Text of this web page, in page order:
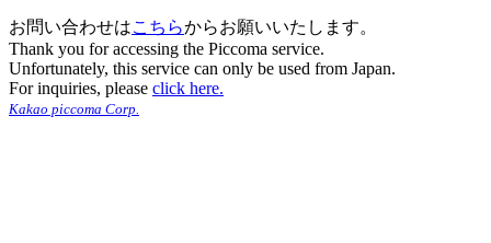
お問い合わせはこちらからお願いいたします。
Thank you for accessing the Piccoma service.
Unfortunately, this service can only be used from Japan.
For inquiries, please click here.
Kakao piccoma Corp.